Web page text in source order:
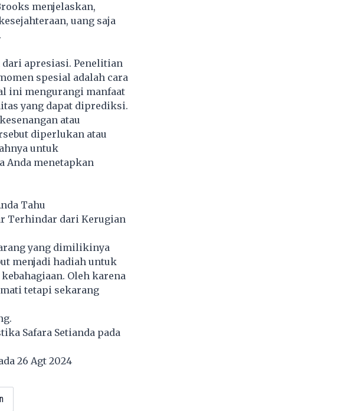
menjelaskan,
uang saja
apresiasi. Penelitian
spesial adalah cara
ini mengurangi manfaat
yang dapat diprediksi.
atau
diperlukan atau
untuk
Anda menetapkan
Tahu
Terhindar dari Kerugian
yang dimilikinya
menjadi hadiah untuk
Oleh karena
tetapi sekarang
Safara Setianda pada
26 Agt 2024